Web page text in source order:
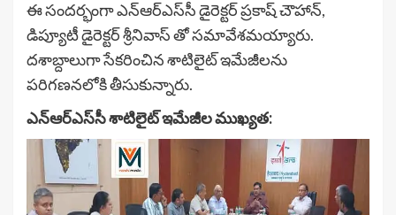
ఈ సందర్భంగా ఎన్‌ఆర్‌ఎస్‌సీ డైరెక్టర్ ప్రకాష్ చౌహాన్,
డిప్యూటీ డైరెక్టర్ శ్రీనివాస్ తో సమావేశమయ్యారు.
దశాబ్దాలుగా సేకరించిన శాటిలైట్ ఇమేజీలను
పరిగణనలోకి తీసుకున్నారు.
ఎన్‌ఆర్‌ఎస్‌సీ శాటిలైట్ ఇమేజీల ముఖ్యత: